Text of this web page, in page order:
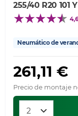
255/40 R20 101 Y
Neumático de
261,11 €
Precio de montaje